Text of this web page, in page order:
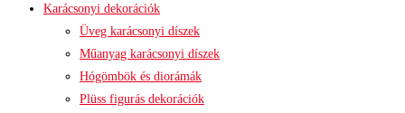
Karácsonyi dekorációk
Üveg karácsonyi díszek
Műanyag karácsonyi díszek
Hógömbök és diorámák
Plüss figurás dekorációk